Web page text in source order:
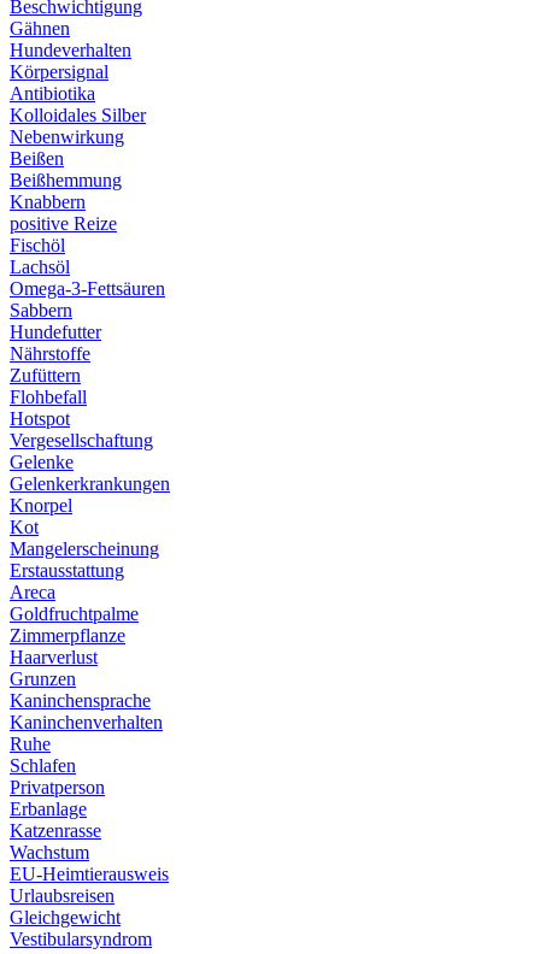
Beschwichtigung
Gähnen
Hundeverhalten
Körpersignal
Antibiotika
Kolloidales Silber
Nebenwirkung
Beißen
Beißhemmung
Knabbern
positive Reize
Fischöl
Lachsöl
Omega-3-Fettsäuren
Sabbern
Hundefutter
Nährstoffe
Zufüttern
Flohbefall
Hotspot
Vergesellschaftung
Gelenke
Gelenkerkrankungen
Knorpel
Kot
Mangelerscheinung
Erstausstattung
Areca
Goldfruchtpalme
Zimmerpflanze
Haarverlust
Grunzen
Kaninchensprache
Kaninchenverhalten
Ruhe
Schlafen
Privatperson
Erbanlage
Katzenrasse
Wachstum
EU-Heimtierausweis
Urlaubsreisen
Gleichgewicht
Vestibularsyndrom